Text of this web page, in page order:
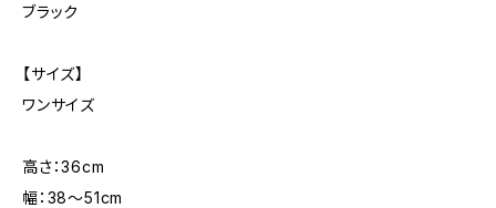
ブラック
【サイズ】
ワンサイズ
高さ：36cm
幅：38〜51cm